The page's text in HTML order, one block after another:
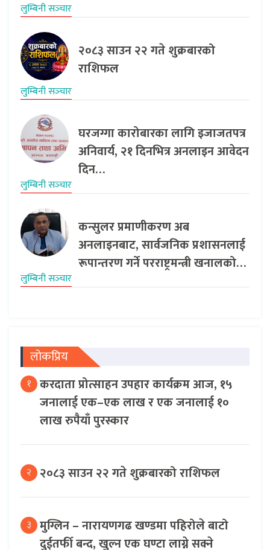
लुम्बिनी सञ्‍चार
२०८३ साउन २२ गते शुक्रबारको
राशिफल
लुम्बिनी सञ्‍चार
घरजग्गा कारोबारका लागि इजाजतपत्र
अनिवार्य, २१ दिनभित्र अनलाइन आवेदन
दिन…
लुम्बिनी सञ्‍चार
कन्सुलर प्रमाणीकरण अब
अनलाइनबाट, सार्वजनिक प्रशासनलाई
रूपान्तरण गर्ने परराष्ट्रमन्त्री खनालको…
लुम्बिनी सञ्‍चार
लोकप्रिय
१ करदाता प्रोत्साहन उपहार कार्यक्रम आज, १५
जनालाई एक–एक लाख र एक जनालाई १०
लाख रुपैयाँ पुरस्कार
२ २०८३ साउन २२ गते शुक्रबारको राशिफल
३ मुग्लिन – नारायणगढ खण्डमा पहिरोले बाटो
दुईतर्फी बन्द, खुल्न एक घण्टा लाग्ने सक्ने